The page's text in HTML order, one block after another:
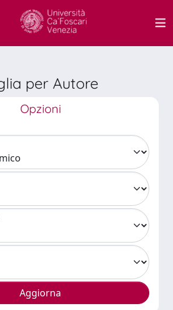
per Autore
Opzioni